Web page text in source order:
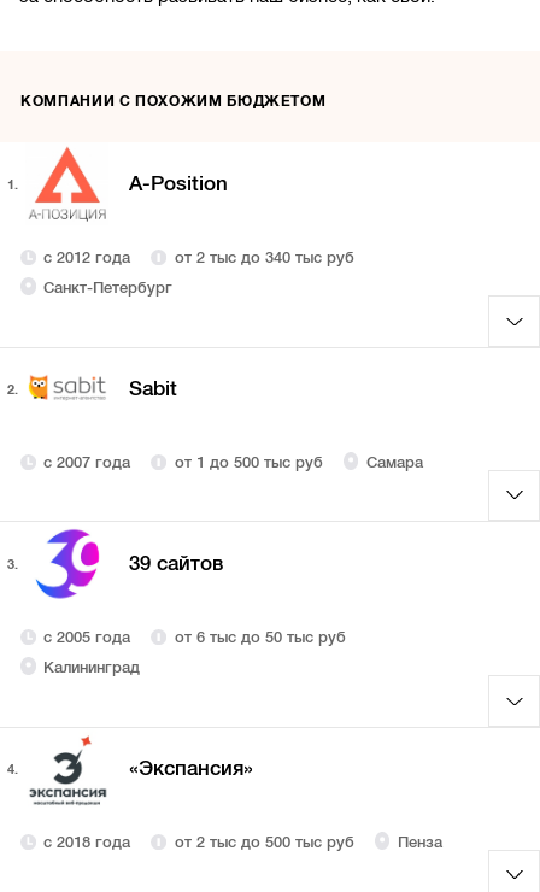
КОМПАНИИ С ПОХОЖИМ БЮДЖЕТОМ
1. A-Position
с 2012 года
от 2 тыс до 340 тыс руб
Санкт-Петербург
2. Sabit
с 2007 года от 1 до 500 тыс руб Самара
3. 39 сайтов
с 2005 года
от 6 тыс до 50 тыс руб
Калининград
4. «Экспансия»
с 2018 года от 2 тыс до 500 тыс руб Пенза